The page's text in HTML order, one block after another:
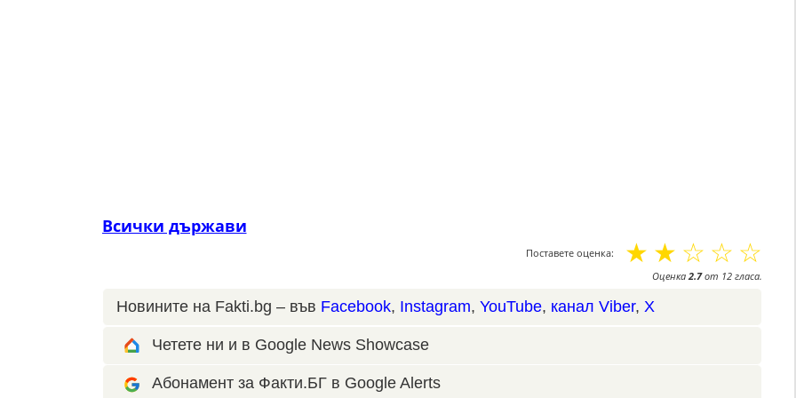
Всички държави
Поставете оценка: ☆
☆
☆
☆
☆
Оценка2.7от 12гласа.
Новините на Fakti.bg – във Facebook, Instagram, YouTube, канал Viber, X
Четете ни и в Google News Showcase
Абонамент за Факти.БГ в Google Alerts